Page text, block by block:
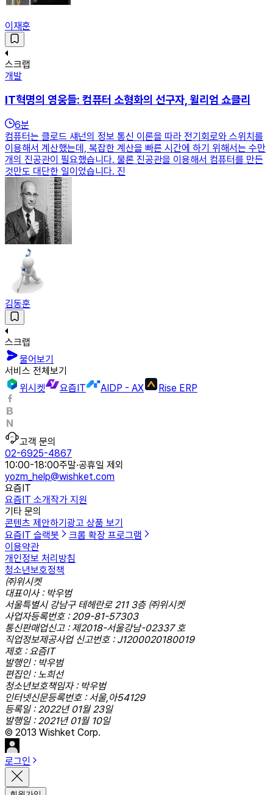
이재훈
스크랩
개발
IT혁명의 영웅들: 컴퓨터 소형화의 선구자, 윌리엄 쇼클리
6분
컴퓨터는 클로드 섀넌의 정보 통신 이론을 따라 전기회로와 스위치를
이용해서 계산했는데, 복잡한 계산을 빠른 시간에 하기 위해서는 수만
개의 진공관이 필요했습니다. 물론 진공관을 이용해서 컴퓨터를 만든
것만도 대단한 일이었습니다. 진
김동훈
스크랩
물어보기
서비스 전체보기
위시켓
요즘IT AIDP - AX Rise ERP
고객 문의
02-6925-4867
10:00-18:00주말·공휴일 제외
yozm_help@wishket.com
요즘IT
요즘IT 소개작가 지원
기타 문의
콘텐츠 제안하기 광고 상품 보기
요즘IT 슬랙봇
크롬 확장 프로그램
이용약관
개인정보 처리방침
청소년보호정책
㈜위시켓
대표이사 : 박우범
서울특별시 강남구 테헤란로 211 3층 ㈜위시켓
사업자등록번호 : 209-81-57303
통신판매업신고 : 제2018-서울강남-02337 호
직업정보제공사업 신고번호 : J1200020180019
제호 : 요즘IT
발행인 : 박우범
편집인 : 노희선
청소년보호책임자 : 박우범
인터넷신문등록번호 : 서울,아54129
등록일 : 2022년 01월 23일
발행일 : 2021년 01월 10일
© 2013 Wishket Corp.
로그인